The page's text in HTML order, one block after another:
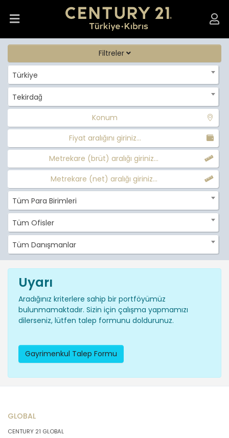
Filtreler
Türkiye
Tekirdağ
Konum
Fiyat aralığını giriniz...
Metrekare (brüt) aralığı giriniz...
Metrekare (net) aralığı giriniz...
Tüm Para Birimleri
Tüm Ofisler
Tüm Danışmanlar
Uyarı
Aradığınız kriterlere sahip bir portföyümüz
bulunmamaktadır. Sizin için çalışma yapmamızı
dilerseniz, lütfen talep formunu doldurunuz.
Gayrimenkul Talep Formu
GLOBAL
CENTURY 21 GLOBAL